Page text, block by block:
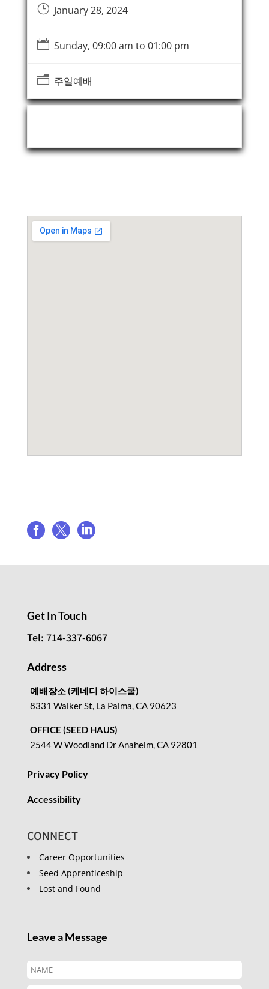
}January 28, 2024
 Sunday, 09:00 am to 01:00 pm
n주일예배
  
Get In Touch
Tel: 714-337-6067
Address
예배장소 (케네디 하이스쿨)
8331 Walker St, La Palma, CA 90623
OFFICE (SEED HAUS)
2544 W Woodland Dr Anaheim, CA 92801
Privacy Policy
Accessibility
CONNECT
Career Opportunities
Seed Apprenticeship
Lost and Found
Leave a Message